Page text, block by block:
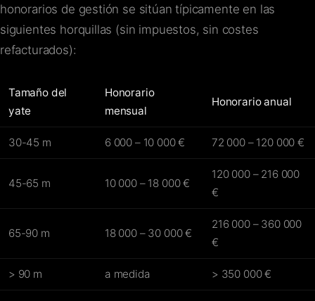
honorarios de gestión se sitúan típicamente en las
siguientes horquillas (sin impuestos, sin costes
refacturados):
Tamaño del
yate
Honorario
mensual
Honorario anual
30-45 m 6 000 – 10 000 € 72 000 – 120 000 €
45-65 m 10 000 – 18 000 €
120 000 – 216 000
€
65-90 m 18 000 – 30 000 €
216 000 – 360 000
€
> 90 m a medida > 350 000 €